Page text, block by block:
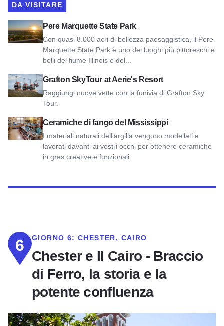
DA VISITARE
Pere Marquette State Park
Con quasi 8.000 acri di bellezza paesaggistica, il Pere
Marquette State Park è uno dei luoghi più pittoreschi e
belli del fiume Illinois e del...
Visualizza il Parco statale di Pere Marquette
Grafton SkyTour at Aerie's Resort
Raggiungi nuove vette con la funivia di Grafton Sky
Tour.
Visualizza Grafton SkyTour at Aerie’s Resort
Ceramiche di fango del Mississippi
I materiali naturali dell'argilla vengono modellati e
lavorati davanti ai vostri occhi per ottenere ceramiche
in gres creative e funzionali.
Visualizza le ceramiche di fango del Mississippi
6 GIORNO 6:CHESTER, CAIRO
Chester e Il Cairo - Braccio
di Ferro, la storia e la
potente confluenza